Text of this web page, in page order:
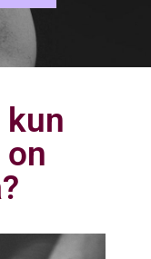
kun